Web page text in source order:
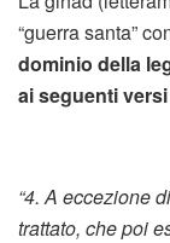
“guerra santa”
dominio della
ai seguenti
“4. A eccezione
trattato, che poi